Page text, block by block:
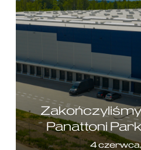
Panattoni Park
4